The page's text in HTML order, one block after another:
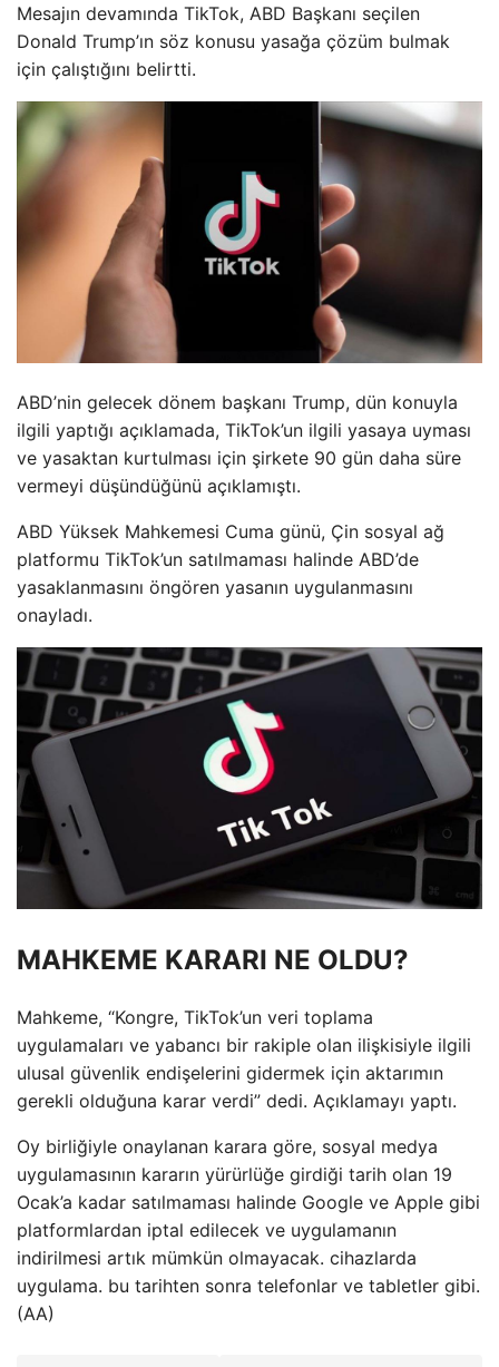
Mesajın devamında TikTok, ABD Başkanı seçilen
Donald Trump’ın söz konusu yasağa çözüm bulmak
için çalıştığını belirtti.
ABD’nin gelecek dönem başkanı Trump, dün konuyla
ilgili yaptığı açıklamada, TikTok’un ilgili yasaya uyması
ve yasaktan kurtulması için şirkete 90 gün daha süre
vermeyi düşündüğünü açıklamıştı.
ABD Yüksek Mahkemesi Cuma günü, Çin sosyal ağ
platformu TikTok’un satılmaması halinde ABD’de
yasaklanmasını öngören yasanın uygulanmasını
onayladı.
MAHKEME KARARI NE OLDU?
Mahkeme, “Kongre, TikTok’un veri toplama
uygulamaları ve yabancı bir rakiple olan ilişkisiyle ilgili
ulusal güvenlik endişelerini gidermek için aktarımın
gerekli olduğuna karar verdi” dedi. Açıklamayı yaptı.
Oy birliğiyle onaylanan karara göre, sosyal medya
uygulamasının kararın yürürlüğe girdiği tarih olan 19
Ocak’a kadar satılmaması halinde Google ve Apple gibi
platformlardan iptal edilecek ve uygulamanın
indirilmesi artık mümkün olmayacak. cihazlarda
uygulama. bu tarihten sonra telefonlar ve tabletler gibi.
(AA)